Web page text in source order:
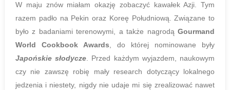
W maju znów miałam okazję zobaczyć kawałek Azji. Tym
razem padło na Pekin oraz Koreę Południową. Związane to
było z badaniami terenowymi, a także nagrodą Gourmand
World Cookbook Awards, do której nominowane były
Japońskie słodycze. Przed każdym wyjazdem, naukowym
czy nie zawszę robię mały research dotyczący lokalnego
jedzenia i niestety, nigdy nie udaje mi się zrealizować nawet